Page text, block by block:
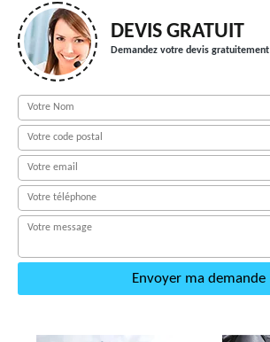
DEVIS GRATUIT
Demandez votre devis gratuitement